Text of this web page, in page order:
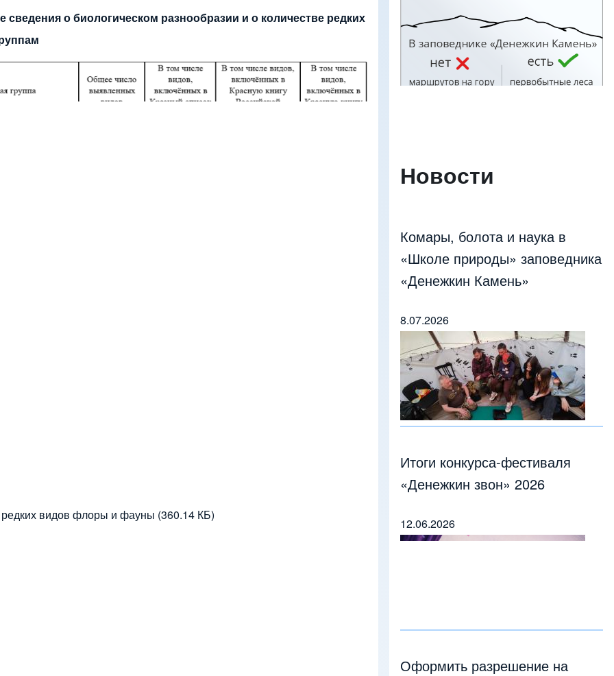
о биологическом разнообразии и о количестве редких
видов флоры и фауны (360.14 КБ)
Новости
Комары, болота и наука в
«Школе природы» заповедника
«Денежкин Камень»
8.07.2026
Итоги конкурса-фестиваля
«Денежкин звон» 2026
12.06.2026
Оформить разрешение на